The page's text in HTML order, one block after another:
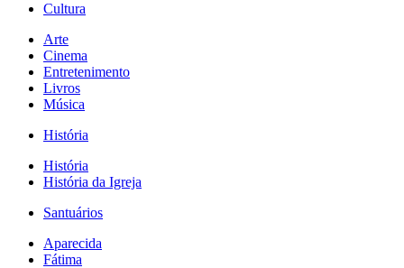
Cultura
Arte
Cinema
Entretenimento
Livros
Música
História
História
História da Igreja
Santuários
Aparecida
Fátima